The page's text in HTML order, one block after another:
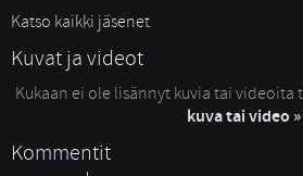
Katso kaikki jäsenet
Kuvat ja videot
Kukaan ei ole lisännyt kuvia tai videoita
kuva tai video »
Kommentit